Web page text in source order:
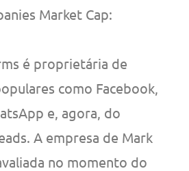
Market Cap:
é proprietária de
como Facebook,
e, agora, do
A empresa de Mark
no momento do